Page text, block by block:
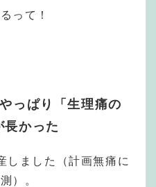
って！
っぱり「生理痛の
長かった
しました（計画無痛に
）。